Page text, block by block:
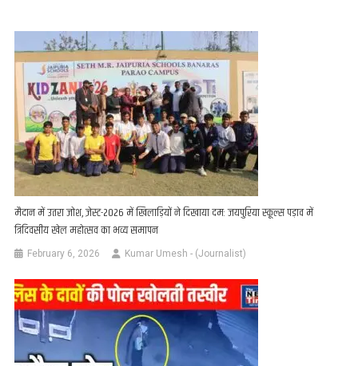
मैदान में उतरा जोश, ज़ेस्ट-2026 में खिलाड़ियों ने दिखाया दम: जयपुरिया स्कूल्स पड़ाव में
त्रिदिवसीय खेल महोत्सव का भव्य समापन
February 6, 2026 Kumar Umesh - (Journalist)